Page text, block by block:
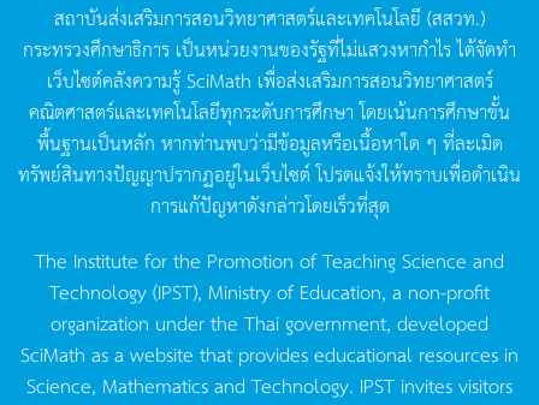
สถาบันส่งเสริมการสอนวิทยาศาสตร์และเทคโนโลยี (สสวท.)
กระทรวงศึกษาธิการ เป็นหน่วยงานของรัฐที่ไม่แสวงหากำไรได้จัดทำ
เว็บไซต์คลังความรู้SciMath เพื่อส่งเสริมการสอนวิทยาศาสตร์
คณิตศาสตร์และเทคโนโลยีทุกระดับการศึกษา โดยเน้นการศึกษาขั้น
พื้นฐานเป็นหลัก หากท่านพบว่ามีข้อมูลหรือเนื้อหาใด ๆ ที่ละเมิด
ทรัพย์สินทางปัญญาปรากฏอยู่ในเว็บไซต์โปรดแจ้งให้ทราบเพื่อดำเนิน
การแก้ปัญหาดังกล่าวโดยเร็วที่สุด
The Institute for the Promotion of Teaching Science and
Technology (IPST), Ministry of Education, a non-profit
organization under the Thai government, developed
SciMath as a website that provides educational resources in
Science, Mathematics and Technology. IPST invites visitors